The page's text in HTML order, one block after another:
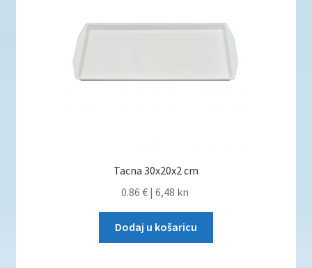
Tacna 30x20x2 cm
0.86 € | 6,48 kn
Dodaj u košaricu